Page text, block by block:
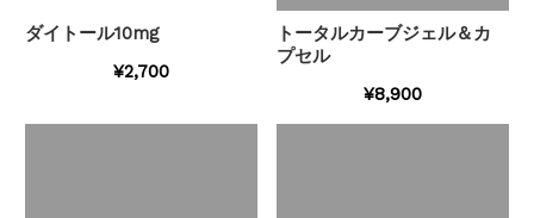
ダイトール10mg
¥2,700
トータルカーブジェル＆カ
プセル
¥8,900